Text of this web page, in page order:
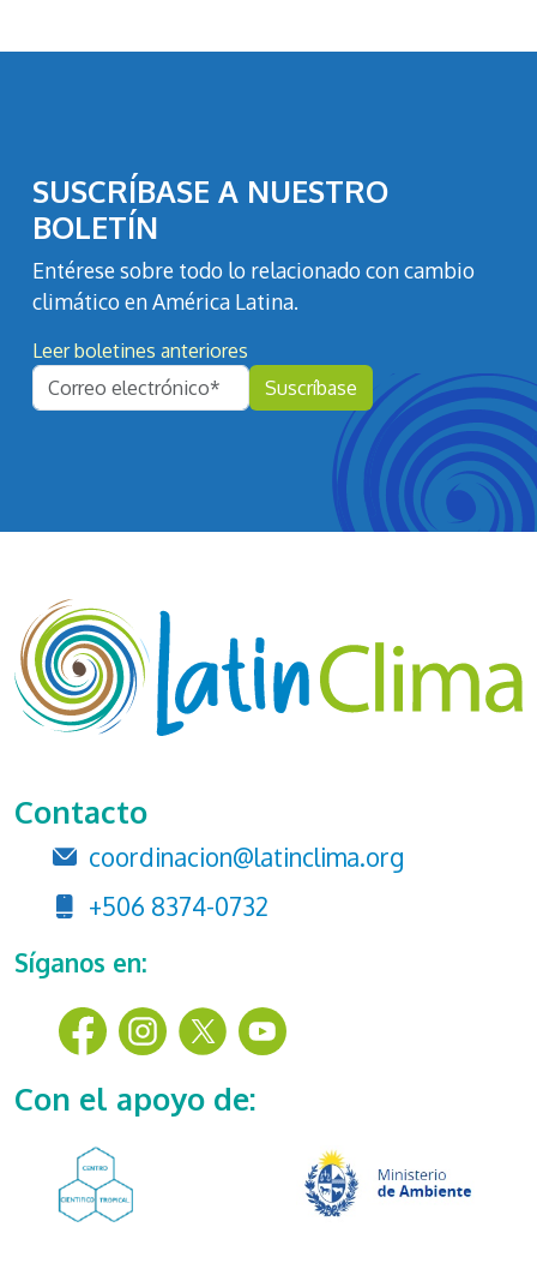
SUSCRÍBASE A NUESTRO
BOLETÍN
Entérese sobre todo lo relacionado con cambio
climático en América Latina.
Leer boletines anteriores
Contacto
coordinacion@latinclima.org
+506 8374-0732
Síganos en:
Con el apoyo de: